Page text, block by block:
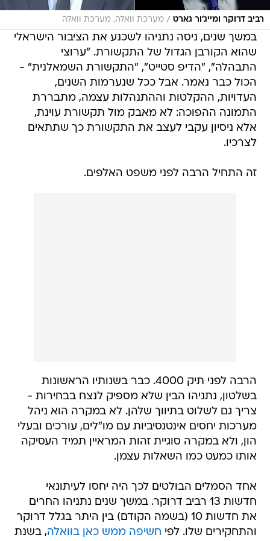
רביב דרוקר ומייג'ור גארט / מערכת וואלה, מערכת וואלה
במשך שנים, ניסה נתניהו לשכנע את הציבור הישראלי
שהוא הקורבן הגדול של התקשורת. "ערוצי
התבהלה", "הדיפ סטייט", "התקשורת השמאלנית" -
הכול כבר נאמר. אבל ככל שנערמות השנים,
העדויות, ההקלטות וההתנהלות עצמה, מתבררת
התמונה ההפוכה: לא מאבק מול תקשורת עוינת,
אלא ניסיון עקבי לעצב את התקשורת כך שתתאים
לצרכיו.
זה התחיל הרבה לפני משפט האלפים.
הרבה לפני תיק 4000. כבר בשנותיו הראשונות
בשלטון, נתניהו הבין שלא מספיק לנצח בבחירות -
צריך גם לשלוט בתיווך שלהן. לא במקרה הוא ניהל
מערכות יחסים אינטנסיביות עם מו"לים, עורכים ובעלי
הון, ולא במקרה סוגיית זהות המראיין תמיד העסיקה
אותו כמעט כמו השאלות עצמן.
אחד הסמלים הבולטים לכך היה יחסו לעיתונאי
חדשות 13 רביב דרוקר. במשך שנים נתניהו החרים
את חדשות 10 (בשמה הקודם) בין היתר בגלל דרוקר
והתחקירים שלו. לפי חשיפה ממש כאן בוואלה, בשנת